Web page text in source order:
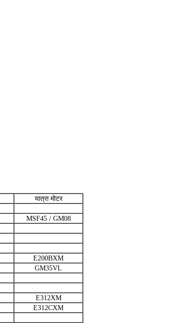
यात्रा मोटर
MSF45 / GM08
E200BXM
GM35VL
E312XM
E312CXM